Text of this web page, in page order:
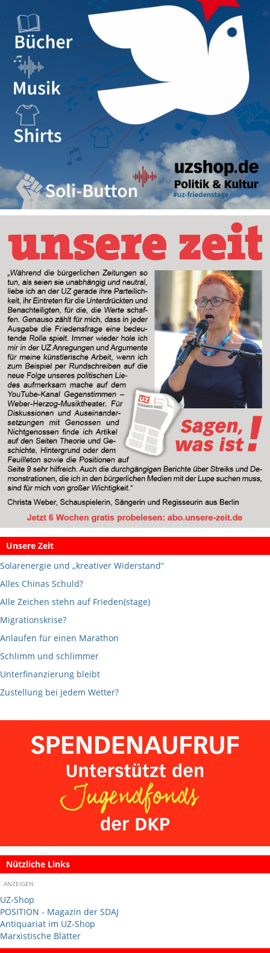
Unsere Zeit
Solarenergie und „kreativer Widerstand“
Alles Chinas Schuld?
Alle Zeichen stehn auf Frieden(stage)
Migrationskrise?
Anlaufen für einen Marathon
Schlimm und schlimmer
Unterfinanzierung bleibt
Zustellung bei jedem Wetter?
Nützliche Links
ANZEIGEN
UZ-Shop
POSITION - Magazin der SDAJ
Antiquariat im UZ-Shop
Marxistische Blätter